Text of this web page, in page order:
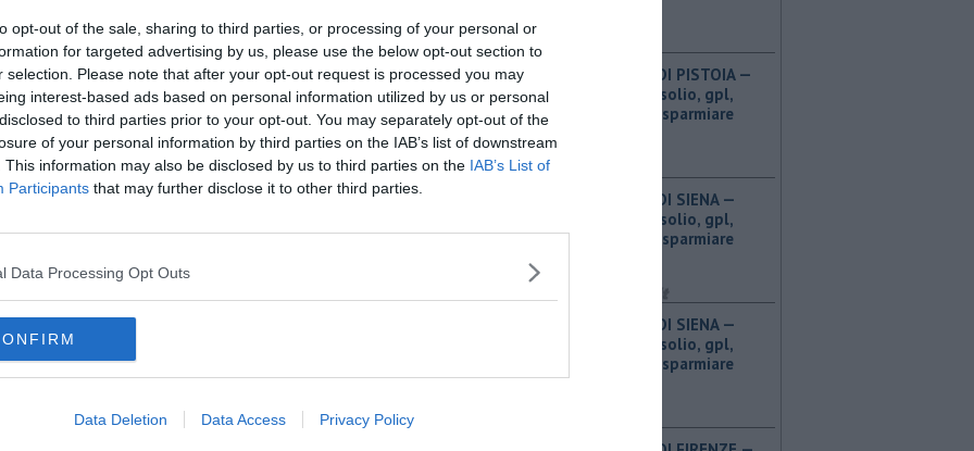
opt-out of the sale, sharing to third parties, or processing of your personal or
for targeted advertising by us, please use the below opt-out section to
selection. Please note that after your opt-out request is processed you may
interest-based ads based on personal information utilized by us or personal
to third parties prior to your opt-out. You may separately opt-out of the
of your personal information by third parties on the IAB’s list of downstream
This information may also be disclosed by us to third parties on the IAB’s List of
Participants that may further disclose it to other third parties.
Data Processing Opt Outs
Data Deletion Data Access Privacy Policy
PROVINCIA DI PISTOIA — ​
Benzina, gasolio, gpl,
ecco dove risparmiare
PROVINCIA DI SIENA — ​
Benzina, gasolio, gpl,
ecco dove risparmiare
PROVINCIA DI SIENA — ​
Benzina, gasolio, gpl,
ecco dove risparmiare